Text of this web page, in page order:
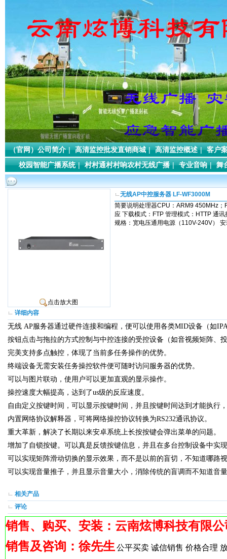
（官网）公司简介 | 高清监控批发直销商城 | 高清监控概述 | 客户
校园智能广播系统 | 村村通村村响农村无线广播 | 专业音响 | 舞
点击放大图
无线AP中控服务器 LF-WF3000M
简要说明处理器CPU：ARM9 450MHz
应 下载模式：FTP 管理模式：HTTP 通
规格：宽电压通用电源（110V-240V）
详细内容
无线 AP服务器通过硬件连接和编程，便可以使用各类MID设备（如
按钮点击与拖拉的方式控制与中控连接的受控设备（如音视频矩阵、
完美支持多点触控，体现了当前多任务操作的优势。
终端设备无需安装任务操控软件便可随时访问服务器的优势。
可以与图片联动，使用户可以更加直观的显示操作。
操控速度大幅提高，达到了us级的反应速度。
自由定义按键时间，可以显示按键时间，并且按键时间达到才能执行
内置网络协议解释器，可将网络操控协议转换为RS232通讯协议。
重大革新，解决了长期以来安卓系统上长按按键会弹出菜单的问题。
增加了自锁按键。可以真是反馈按键信息，并且在多台控制设备中实
可以实现矩阵滑动切换的显示效果，而不是以前的盲切，不知道哪路
可以实现音量推子，并且显示音量大小，消除传统的盲调而不知道音
相关产品
评论
销售、购买、安装：云南炫博科技有限
销售及咨询：徐先生公平买卖 诚信销售 价格合理